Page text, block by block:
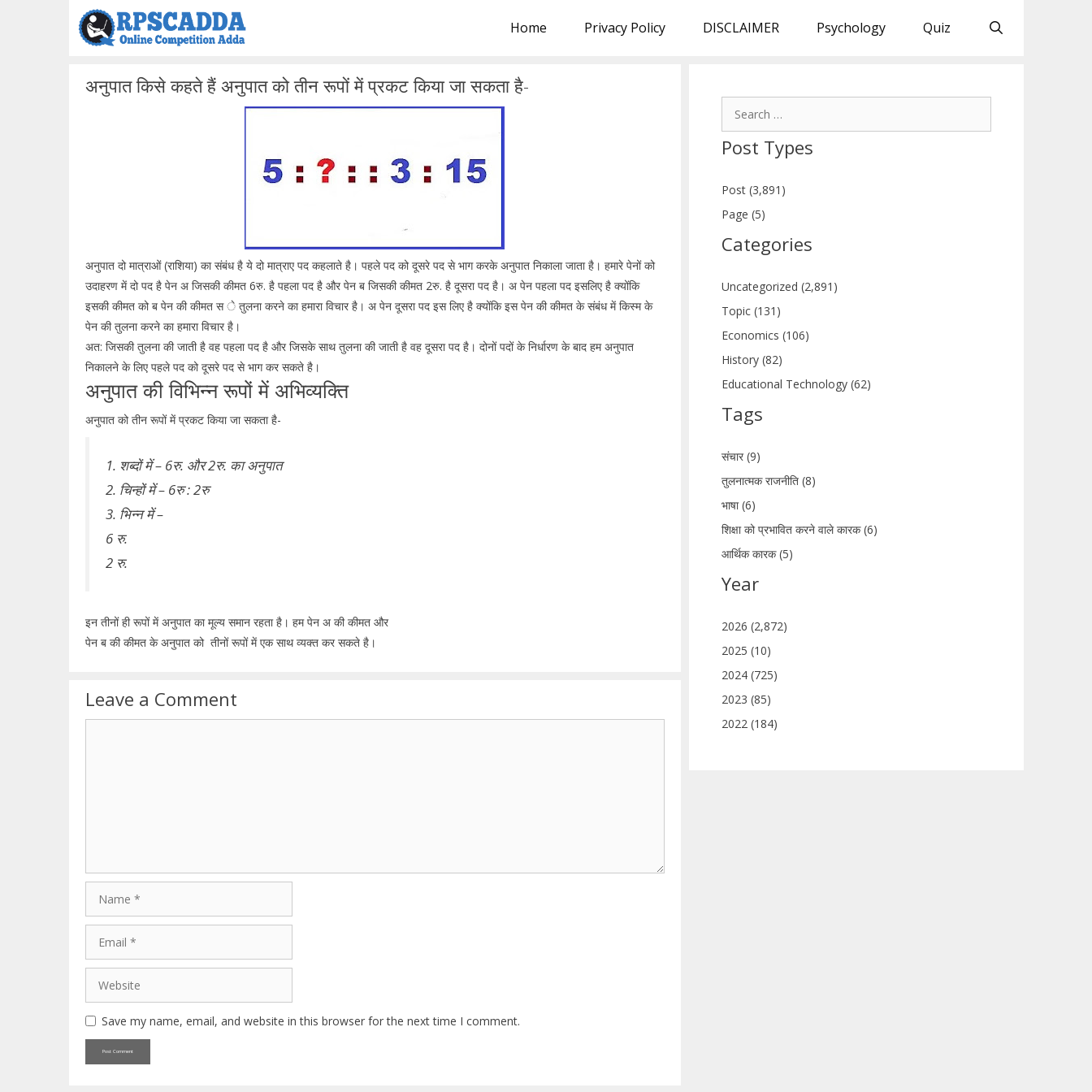
Home Privacy Policy DISCLAIMER Psychology Quiz
अनुपात किसे कहते हैं अनुपात को तीन रूपों में प्रकट किया जा सकता है-
अनुपात दो मात्राओं (राशिया) का संबंध है ये दो मात्राए पद कहलाते है। पहले पद को दूसरे पद से भाग करके अनुपात निकाला जाता है। हमारे पेनों को
उदाहरण में दो पद है पेन अ जिसकी कीमत 6रु. है पहला पद है और पेन ब जिसकी कीमत 2रु. है दूसरा पद है। अ पेन पहला पद इसलिए है क्योंकि
इसकी कीमत को ब पेन की कीमत स े तुलना करने का हमारा विचार है। अ पेन दूसरा पद इस लिए है क्योंकि इस पेन की कीमत के संबंध में किस्म के
पेन की तुलना करने का हमारा विचार है।
अत: जिसकी तुलना की जाती है वह पहला पद है और जिसके साथ तुलना की जाती है वह दूसरा पद है। दोनों पदों के निर्धारण के बाद हम अनुपात
निकालने के लिए पहले पद को दूसरे पद से भाग कर सकते है।
अनुपात की विभिन्न रूपों में अभिव्यक्ति
अनुपात को तीन रूपों में प्रकट किया जा सकता है-
1. शब्दों में – 6रु. और 2रु. का अनुपात
2. चिन्हों में – 6रु : 2रु
3. भिन्न में –
6 रु.
2 रु.
इन तीनों ही रूपों में अनुपात का मूल्य समान रहता है। हम पेन अ की कीमत और
पेन ब की कीमत के अनुपात को तीनों रूपों में एक साथ व्यक्त कर सकते है।
Leave a Comment
Website
Save my name, email, and website in this browser for the next time I comment.
Post Types
Post (3,891)
Page (5)
Categories
Uncategorized (2,891)
Topic (131)
Economics (106)
History (82)
Educational Technology (62)
Tags
संचार (9)
तुलनात्मक राजनीति (8)
भाषा (6)
शिक्षा को प्रभावित करने वाले कारक (6)
आर्थिक कारक (5)
Year
2026 (2,872)
2025 (10)
2024 (725)
2023 (85)
2022 (184)